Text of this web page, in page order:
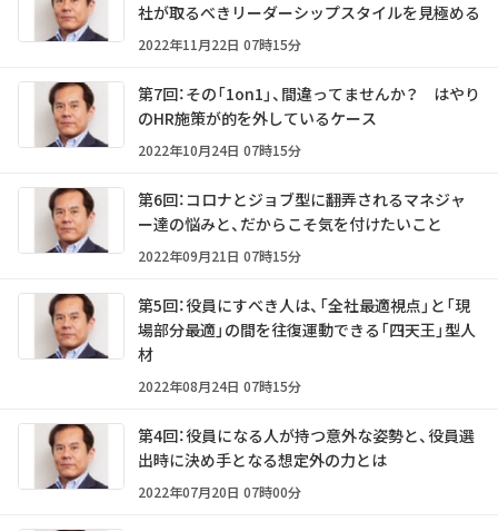
社が取るべきリーダーシップスタイルを見極める
2022年11月22日 07時15分
第7回：その「1on1」、間違ってませんか？ はやり
のHR施策が的を外しているケース
2022年10月24日 07時15分
第6回：コロナとジョブ型に翻弄されるマネジャ
ー達の悩みと、だからこそ気を付けたいこと
2022年09月21日 07時15分
第5回：役員にすべき人は、「全社最適視点」と「現
場部分最適」の間を往復運動できる「四天王」型人
材
2022年08月24日 07時15分
第4回：役員になる人が持つ意外な姿勢と、役員選
出時に決め手となる想定外の力とは
2022年07月20日 07時00分